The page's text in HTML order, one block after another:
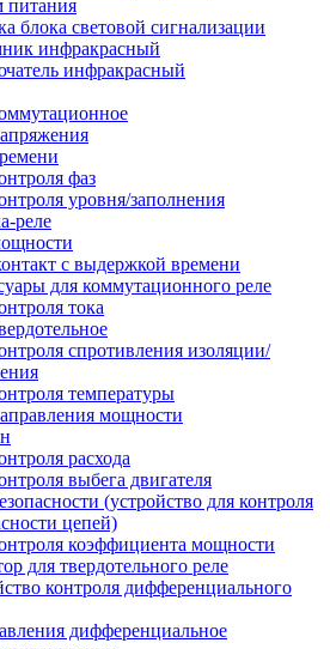
питания
блока световой сигнализации
инфракрасный
инфракрасный
фаз
уровня/заполнения
реле
с выдержкой времени
для коммутационного реле
тока
спротивления изоляции/
температуры
мощности
расхода
выбега двигателя
(устройство для контроля
цепей)
коэффициента мощности
для твердотельного реле
контроля дифференциального
дифференциальное